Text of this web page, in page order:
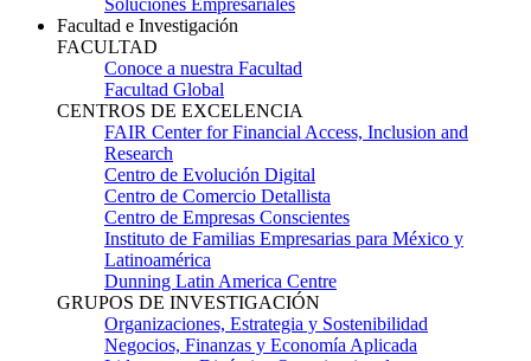
Soluciones Empresariales
Facultad e Investigación
FACULTAD
Conoce a nuestra Facultad
Facultad Global
CENTROS DE EXCELENCIA
FAIR Center for Financial Access, Inclusion and
Research
Centro de Evolución Digital
Centro de Comercio Detallista
Centro de Empresas Conscientes
Instituto de Familias Empresarias para México y
Latinoamérica
Dunning Latin America Centre
GRUPOS DE INVESTIGACIÓN
Organizaciones, Estrategia y Sostenibilidad
Negocios, Finanzas y Economía Aplicada